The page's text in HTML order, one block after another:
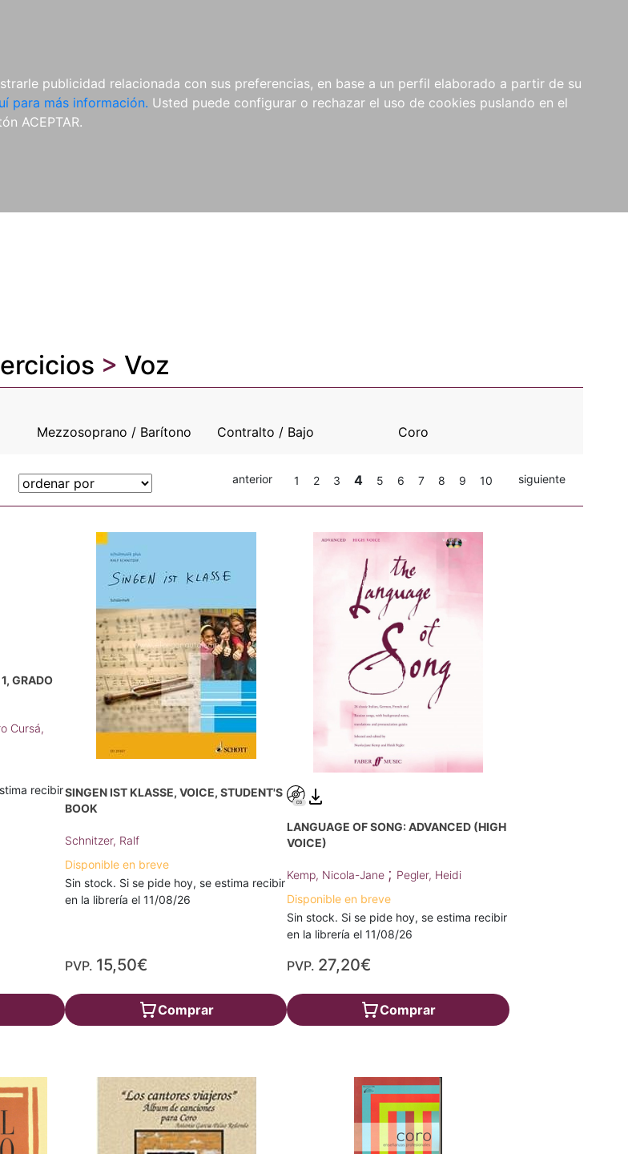
publicidad relacionada con sus preferencias, en base a un perfil elaborado a partir de su
para más información. Usted puede configurar o rechazar el uso de cookies puslando en el
ACEPTAR.
CDS Y
DVDS
MATERIAL
COMPLEMENTARIO
NOVEDADES NOTICIAS
COMPRAS
INSTITUCIONALES
> Voz
Mezzosoprano / Barítono Contralto / Bajo Coro
anterior 1 2 3 4 5 6 7 8 9 10 siguiente
GRADO
Cursá,
recibirSINGEN IST KLASSE, VOICE, STUDENT'S
BOOK
Schnitzer, Ralf
Disponible en breve
Sin stock. Si se pide hoy, se estima recibir
en la librería el 11/08/26
PVP. 15,50€
Comprar
LANGUAGE OF SONG: ADVANCED (HIGH
VOICE)
Kemp, Nicola-Jane ; Pegler, Heidi
Disponible en breve
Sin stock. Si se pide hoy, se estima recibir
en la librería el 11/08/26
PVP. 27,20€
Comprar